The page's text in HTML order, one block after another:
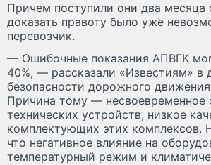
Причем поступили они два месяца
доказать правоту было уже
перевозчик.
— Ошибочные показания АПВГК
40%, — рассказали «Известиям» в
безопасности дорожного
Причина тому — несвоевременное
технических устройств, низкое
комплектующих этих комплексов.
что негативное влияние на
температурный режим и